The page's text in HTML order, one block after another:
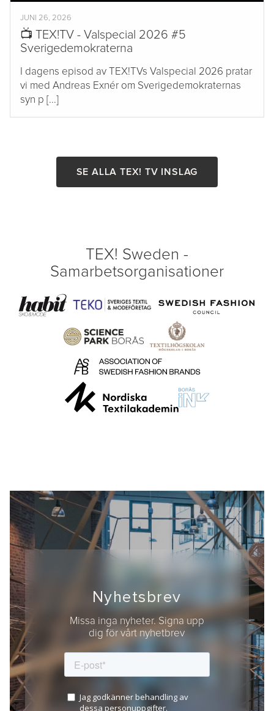
JUNI 26, 2026
📺 TEX!TV - Valspecial 2026 #5
Sverigedemokraterna
I dagens episod av TEX!TVs Valspecial 2026 pratar
vi med Andreas Exnér om Sverigedemokraternas
syn p [...]
SE ALLA TEX! TV INSLAG
TEX! Sweden -
Samarbetsorganisationer
Nyhetsbrev
Missa inga nyheter. Signa upp
dig för vårt nyhetbrev